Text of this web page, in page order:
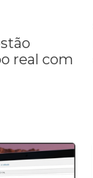
real com